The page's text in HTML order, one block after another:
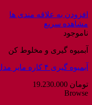
افزودن به علاقه مندی ها
مشاهده سریع
ناموجود
آبمیوه گیری و مخلوط کن
آبمیوه گیری ۴ کاره مایر مدل ۶۰۰۳ / maier mr-۶۰۰۳
تومان
Browse